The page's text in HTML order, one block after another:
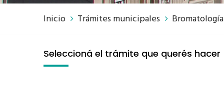
Inicio Trámites municipales Bromatología
Seleccioná el trámite que querés hacer